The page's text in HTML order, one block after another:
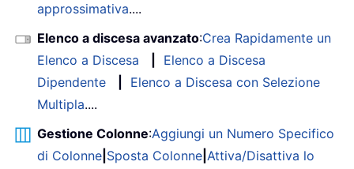
approssimativa....
Elenco a discesa avanzato:Crea Rapidamente un
Elenco a Discesa
Elenco a Discesa
Dipendente
Elenco a Discesa con Selezione
Multipla....
Gestione Colonne:Aggiungi un Numero Specifico
di Colonne Sposta Colonne Attiva/Disattiva lo